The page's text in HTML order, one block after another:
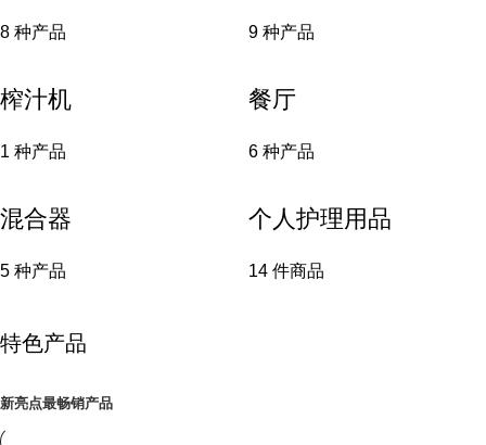
8 种产品 9 种产品
榨汁机
1 种产品
餐厅
6 种产品
混合器
5 种产品
个人护理用品
14 件商品
特色产品
新亮点最畅销产品